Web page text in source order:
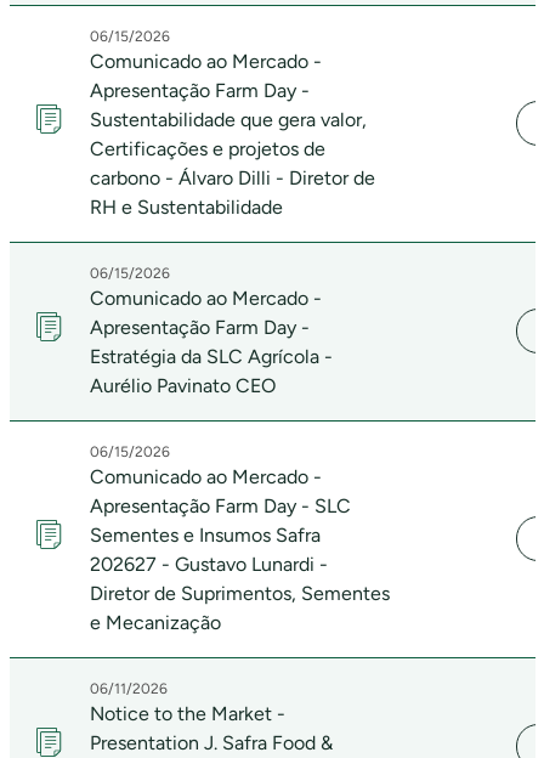
06/15/2026
Comunicado ao Mercado -
Apresentação Farm Day -
Sustentabilidade que gera valor,
Certificações e projetos de
carbono - Álvaro Dilli - Diretor de
RH e Sustentabilidade
06/15/2026
Comunicado ao Mercado -
Apresentação Farm Day -
Estratégia da SLC Agrícola -
Aurélio Pavinato CEO
06/15/2026
Comunicado ao Mercado -
Apresentação Farm Day - SLC
Sementes e Insumos Safra
202627 - Gustavo Lunardi -
Diretor de Suprimentos, Sementes
e Mecanização
06/11/2026
Notice to the Market -
Presentation J. Safra Food &